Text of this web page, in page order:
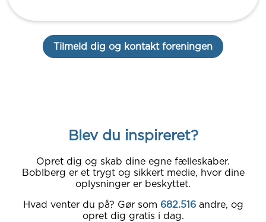
Tilmeld dig og kontakt foreningen
Blev du inspireret?
Opret dig og skab dine egne fælleskaber.
Boblberg er et trygt og sikkert medie, hvor dine
oplysninger er beskyttet.
Hvad venter du på? Gør som 682.516 andre, og
opret dig gratis i dag.